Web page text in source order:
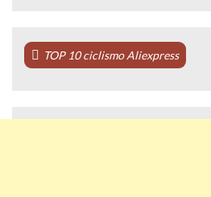
TOP 10 ciclismo Aliexpress